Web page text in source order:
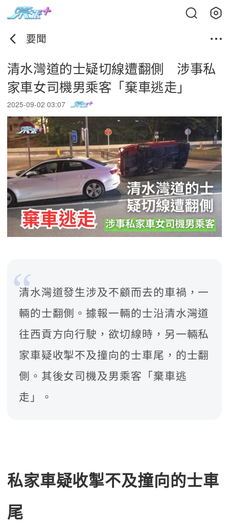
要聞
清水灣道的士疑切線遭翻側 涉事私
家車女司機男乘客「棄車逃走」
2025-09-02 03:07
清水灣道發生涉及不顧而去的車禍，一
輛的士翻側。據報一輛的士沿清水灣道
往西貢方向行駛，欲切線時，另一輛私
家車疑收掣不及撞向的士車尾，的士翻
側。其後女司機及男乘客「棄車逃
走」。
私家車疑收掣不及撞向的士車
尾